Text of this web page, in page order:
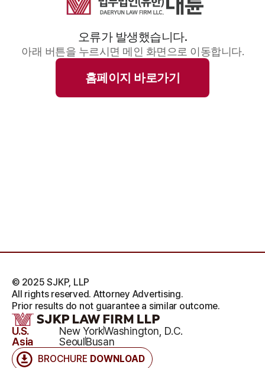
오류가 발생했습니다.
아래 버튼을 누르시면 메인 화면으로 이동합니다.
홈페이지 바로가기
BROCHURE DOWNLOAD
U.S. New YorkWashington, D.C.
Asia
SeoulBusan
© 2025 SJKP, LLP
All rights reserved. Attorney Advertising.
Prior results do not guarantee a similar outcome.